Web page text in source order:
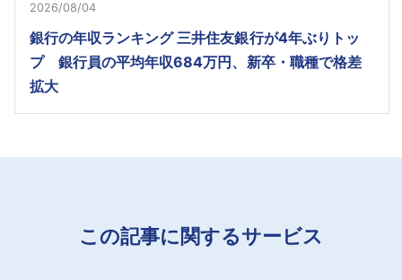
2026/08/04
銀行の年収ランキング 三井住友銀行が4年ぶりトッ
プ 銀行員の平均年収684万円、新卒・職種で格差
拡大
この記事に関するサービス